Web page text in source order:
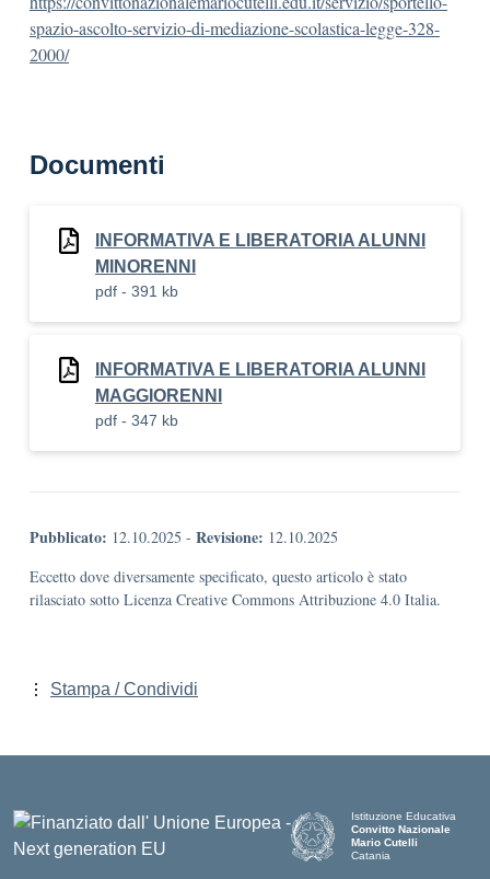
spazio-ascolto-servizio-di-mediazione-scolastica-legge-328-
2000/
Documenti
INFORMATIVA E LIBERATORIA ALUNNI
MINORENNI
pdf - 391 kb
INFORMATIVA E LIBERATORIA ALUNNI
MAGGIORENNI
pdf - 347 kb
Pubblicato: 12.10.2025 - Revisione: 12.10.2025
Eccetto dove diversamente specificato, questo articolo è stato
rilasciato sotto Licenza Creative Commons Attribuzione 4.0 Italia.
Stampa / Condividi
Istituzione Educativa
Convitto Nazionale
Mario Cutelli
Catania